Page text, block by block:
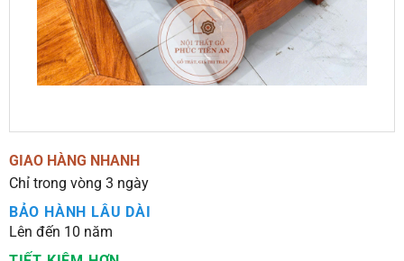
GIAO HÀNG NHANH
Chỉ trong vòng 3 ngày
BẢO HÀNH LÂU DÀI
Lên đến 10 năm